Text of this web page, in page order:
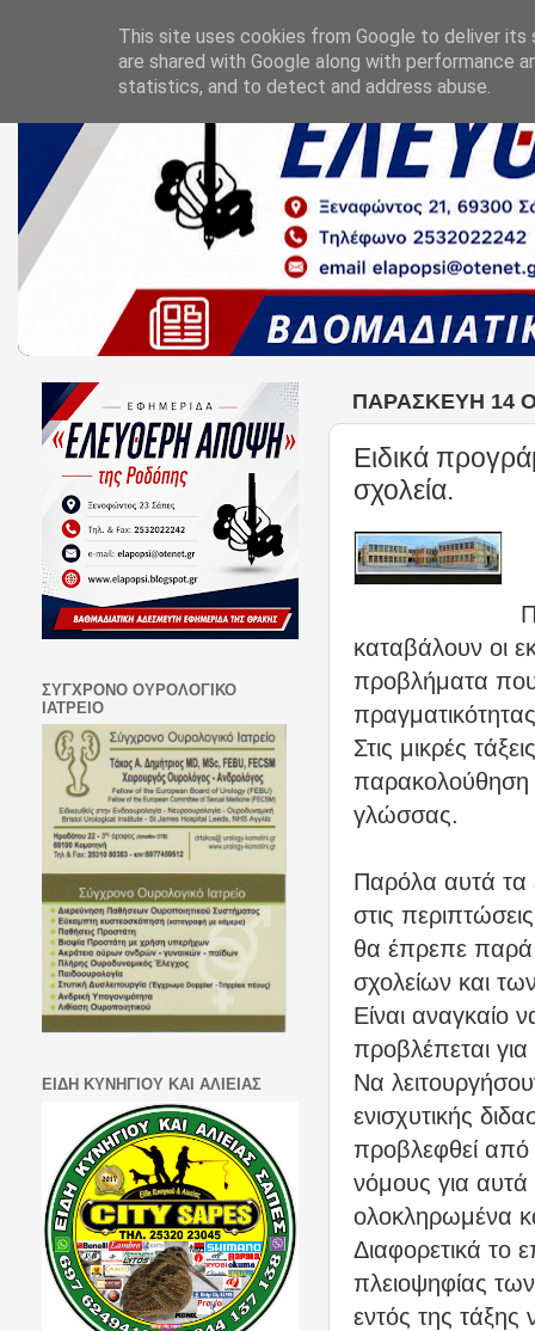
ΠΑΡΑΣΚΕΥΉ 14
Ειδικά
σχολεία.
καταβάλουν οι
προβλήματα
Στις μικρές
παρακολούθηση
γλώσσας.
Παρόλα αυτά τα
στις
θα έπρεπε παρά
σχολείων και
Είναι αναγκαίο
προβλέπεται για
Να
ενισχυτικής
προβλεφθεί από
νόμους για
ολοκληρωμένα
Διαφορετικά το
πλειοψηφίας
εντός της
ΣΥΓΧΡΟΝΟ ΟΥΡΟΛΟΓΙΚΟ
ΙΑΤΡΕΙΟ
ΕΙΔΗ ΚΥΝΗΓΙΟΥ ΚΑΙ ΑΛΙΕΙΑΣ
This site uses cookies from Google to deliver its
are shared with Google along with performance
statistics, and to detect and address abuse.